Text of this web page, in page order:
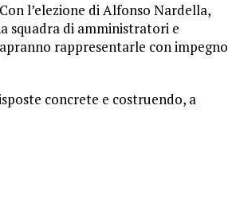
l’elezione di Alfonso Nardella,
squadra di amministratori e
rappresentarle con impegno
concrete e costruendo, a